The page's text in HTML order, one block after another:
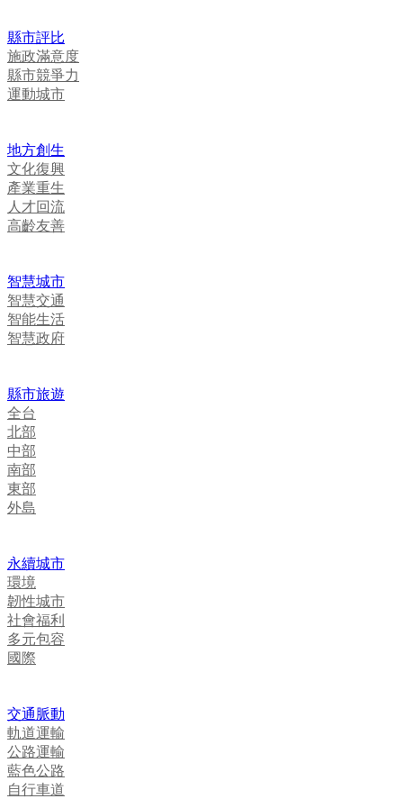
縣市評比
施政滿意度
縣市競爭力
運動城市
地方創生
文化復興
產業重生
人才回流
高齡友善
智慧城市
智慧交通
智能生活
智慧政府
縣市旅遊
全台
北部
中部
南部
東部
外島
永續城市
環境
韌性城市
社會福利
多元包容
國際
交通脈動
軌道運輸
公路運輸
藍色公路
自行車道